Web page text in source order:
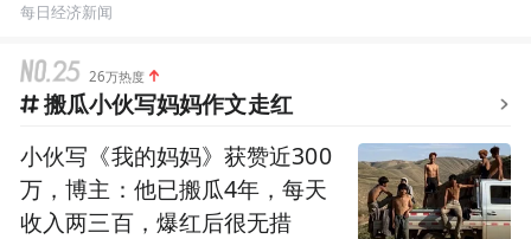
每日经济新闻
26万热度
搬瓜小伙写妈妈作文走红
小伙写《我的妈妈》获赞近300
万，博主：他已搬瓜4年，每天
收入两三百，爆红后很无措